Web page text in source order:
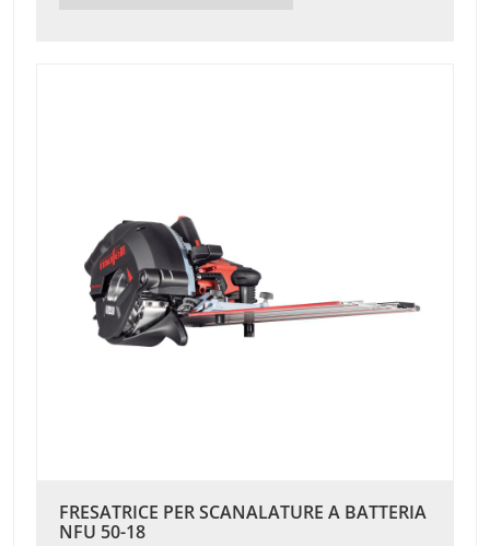
FRESATRICE PER SCANALATURE A BATTERIA
NFU 50-18